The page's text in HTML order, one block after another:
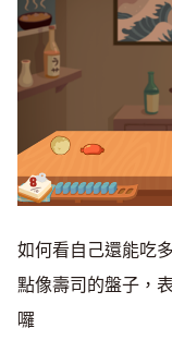
如何看自己還能吃
點像壽司的盤子，
囉